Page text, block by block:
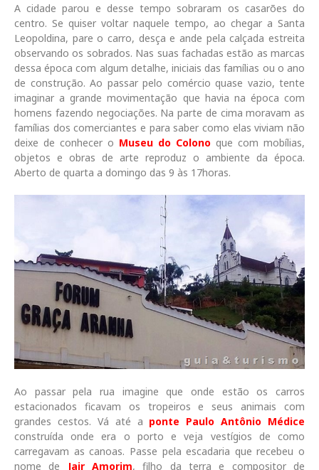
A cidade parou e desse tempo sobraram os casarões do
centro. Se quiser voltar naquele tempo, ao chegar a Santa
Leopoldina, pare o carro, desça e ande pela calçada estreita
observando os sobrados. Nas suas fachadas estão as marcas
dessa época com algum detalhe, iniciais das famílias ou o ano
de construção. Ao passar pelo comércio quase vazio, tente
imaginar a grande movimentação que havia na época com
homens fazendo negociações. Na parte de cima moravam as
famílias dos comerciantes e para saber como elas viviam não
deixe de conhecer o Museu do Colono que com mobílias,
objetos e obras de arte reproduz o ambiente da época.
Aberto de quarta a domingo das 9 às 17horas.
Ao passar pela rua imagine que onde estão os carros
estacionados ficavam os tropeiros e seus animais com
grandes cestos. Vá até a ponte Paulo Antônio Médice
construída onde era o porto e veja vestígios de como
carregavam as canoas. Passe pela escadaria que recebeu o
nome de Jair Amorim, filho da terra e compositor de